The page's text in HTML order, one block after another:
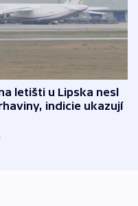
letišti u Lipska nesl
indicie ukazují